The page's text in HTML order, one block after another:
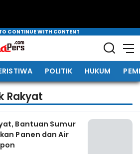
CONTINUE WITH CONTENT
POLITIK HUKUM
Rakyat
Bantuan Sumur
Panen dan Air